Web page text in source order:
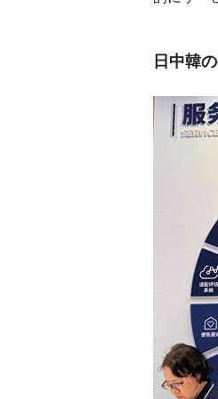
日中韓